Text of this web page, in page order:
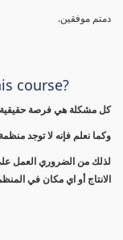
دمتم موفقين.
course?
كل مشكلة هي فرصة حقيقية
وكما نعلم فإنه لا توجد
لذلك من الضروري العمل
الانتاج أو اي مكان في